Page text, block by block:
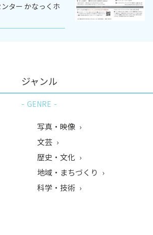
ター かなっくホ
ジャンル
GENRE
写真・映像
文芸
歴史・文化
地域・まちづくり
科学・技術